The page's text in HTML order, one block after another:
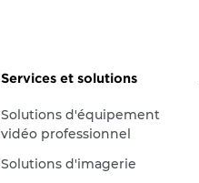
Services et solutions
Solutions d'équipement
vidéo professionnel
Solutions d'imagerie